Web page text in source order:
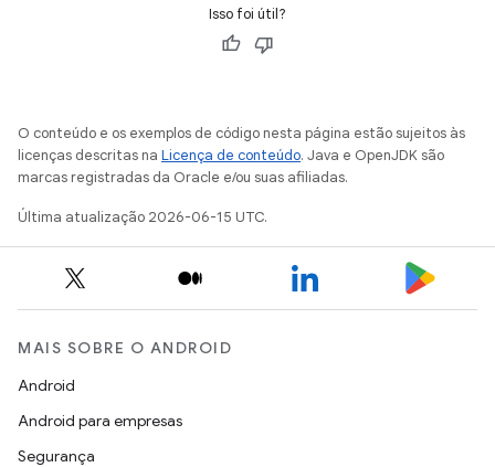
Isso foi útil?
O conteúdo e os exemplos de código nesta página estão sujeitos às
licenças descritas na Licença de conteúdo. Java e OpenJDK são
marcas registradas da Oracle e/ou suas afiliadas.
Última atualização 2026-06-15 UTC.
MAIS SOBRE O ANDROID
Android
Android para empresas
Segurança